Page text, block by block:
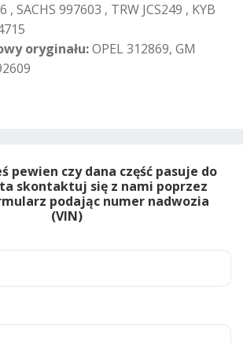
, SACHS 997603 , TRW JCS249 , KYB
oryginału:OPEL 312869, GM
pewien czy dana część pasuje do
skontaktuj się z nami poprzez
podając numer nadwozia
(VIN)